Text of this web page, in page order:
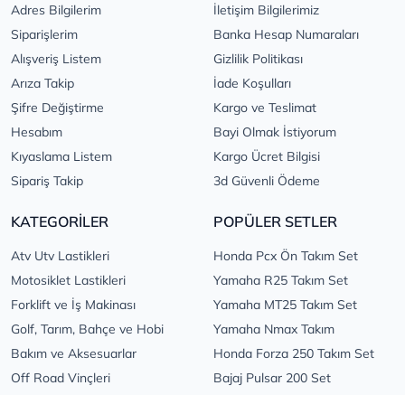
Adres Bilgilerim
Siparişlerim
Alışveriş Listem
Arıza Takip
Şifre Değiştirme
Hesabım
Kıyaslama Listem
Sipariş Takip
İletişim Bilgilerimiz
Banka Hesap Numaraları
Gizlilik Politikası
İade Koşulları
Kargo ve Teslimat
Bayi Olmak İstiyorum
Kargo Ücret Bilgisi
3d Güvenli Ödeme
KATEGORİLER
Atv Utv Lastikleri
Motosiklet Lastikleri
Forklift ve İş Makinası
Golf, Tarım, Bahçe ve Hobi
Bakım ve Aksesuarlar
Off Road Vinçleri
POPÜLER SETLER
Honda Pcx Ön Takım Set
Yamaha R25 Takım Set
Yamaha MT25 Takım Set
Yamaha Nmax Takım
Honda Forza 250 Takım Set
Bajaj Pulsar 200 Set